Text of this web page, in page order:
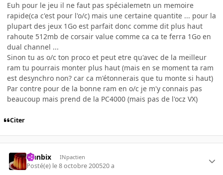
Euh pour le jeu il ne faut pas spécialemetn un memoire
rapide(ca c'est pour l'o/c) mais une certaine quantite ... pour la
plupart des jeux 1Go est parfait donc comme dit plus haut
rahoute 512mb de corsair value comme ca ca te ferra 1Go en
dual channel ...
Sinon tu as o/c ton proco et peut etre qu'avec de la meilleur
ram tu pourrais monter plus haut (mais en se moment ta ram
est desynchro non? car ca m'étonnerais que tu monte si haut)
Par contre pour de la bonne ram en o/c je m'y connais pas
beaucoup mais prend de la PC4000 (mais pas de l'ocz VX)
Citer
Flanbix INpactien
Posté(e) le 8 octobre 200520 a